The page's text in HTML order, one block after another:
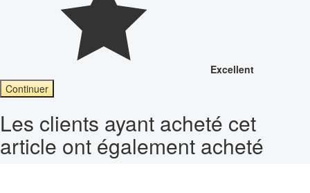
Excellent
Continuer
Les clients ayant acheté cet
article ont également acheté